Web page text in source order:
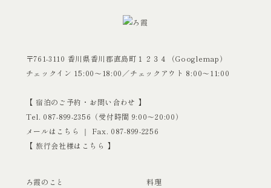
〒761-3110 香川県香川郡直島町１２３４（Googlemap）
チェックイン 15:00〜18:00／チェックアウト 8:00〜11:00
【 宿泊のご予約・お問い合わせ 】
Tel. 087-899-2356 （受付時間 9:00〜20:00）
メールはこちら
｜ Fax. 087-899-2256
【 旅行会社様はこちら 】
ろ霞のこと
料理